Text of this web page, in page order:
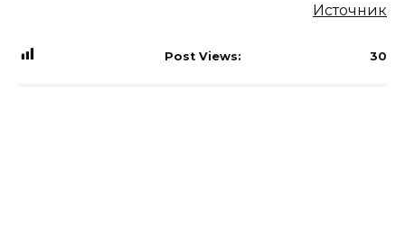
Источник
Post Views: 30